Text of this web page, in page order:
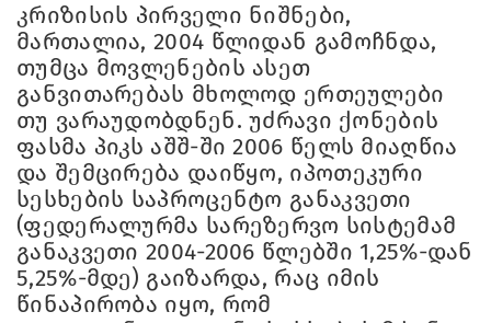
კრიზისის პირველი ნიშნები,
მართალია, 2004 წლიდან გამოჩნდა,
თუმცა მოვლენების ასეთ
განვითარებას მხოლოდ ერთეულები
თუ ვარაუდობდნენ. უძრავი ქონების
ფასმა პიკს აშშ-ში 2006 წელს მიაღწია
და შემცირება დაიწყო, იპოთეკური
სესხების საპროცენტო განაკვეთი
(ფედერალურმა სარეზერვო სისტემამ
განაკვეთი 2004-2006 წლებში 1,25%-დან
5,25%-მდე) გაიზარდა, რაც იმის
წინაპირობა იყო, რომ